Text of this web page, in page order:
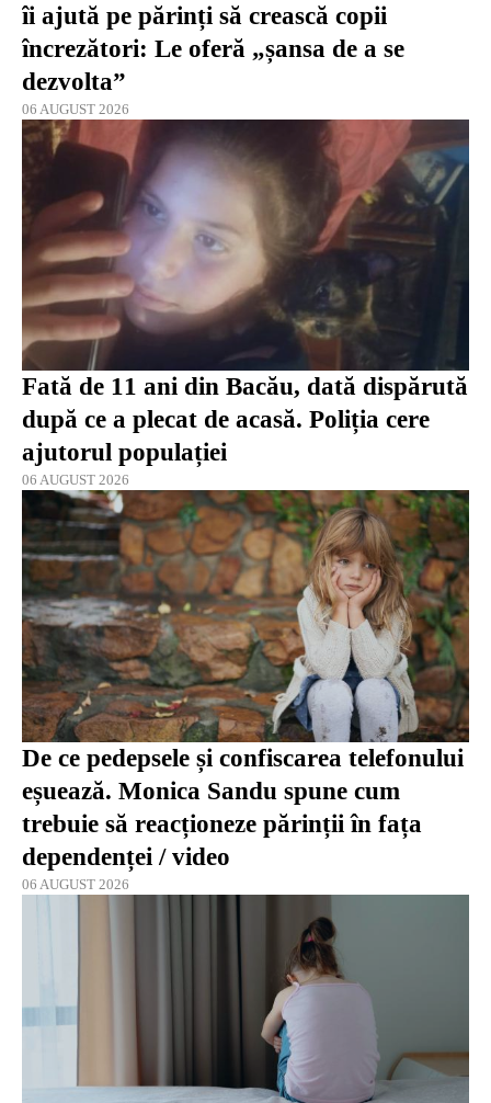
îi ajută pe părinți să crească copii
încrezători: Le oferă „șansa de a se
dezvolta”
06 AUGUST 2026
Fată de 11 ani din Bacău, dată dispărută
după ce a plecat de acasă. Poliția cere
ajutorul populației
06 AUGUST 2026
De ce pedepsele și confiscarea telefonului
eșuează. Monica Sandu spune cum
trebuie să reacționeze părinții în fața
dependenței / video
06 AUGUST 2026